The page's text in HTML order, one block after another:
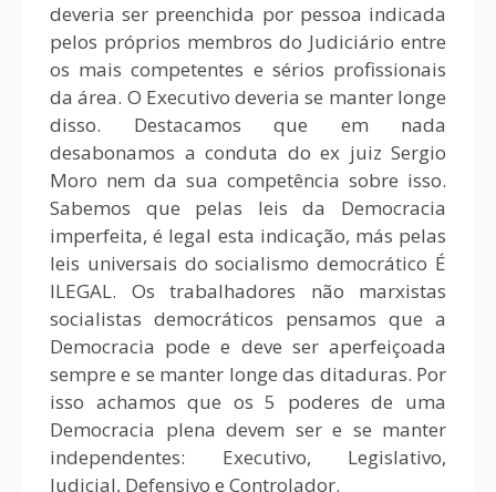
deveria ser preenchida por pessoa indicada
pelos próprios membros do Judiciário entre
os mais competentes e sérios profissionais
da área. O Executivo deveria se manter longe
disso. Destacamos que em nada
desabonamos a conduta do ex juiz Sergio
Moro nem da sua competência sobre isso.
Sabemos que pelas leis da Democracia
imperfeita, é legal esta indicação, más pelas
leis universais do socialismo democrático É
ILEGAL. Os trabalhadores não marxistas
socialistas democráticos pensamos que a
Democracia pode e deve ser aperfeiçoada
sempre e se manter longe das ditaduras. Por
isso achamos que os 5 poderes de uma
Democracia plena devem ser e se manter
independentes: Executivo, Legislativo,
Judicial, Defensivo e Controlador.